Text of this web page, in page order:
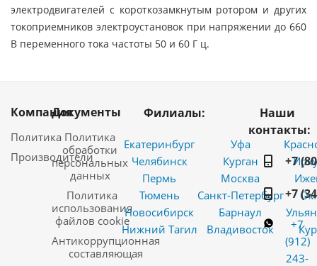
электродвигателей с короткозамкнутым ротором и других
токоприемников электроустановок при напряжении до 660
В переменного тока частоты 50 и 60 Г ц.
Компания
Политика
Производители
Документы
Политика
обработки
персональных
данных
Политика
использования
файлов cookie
Антикоррупционная
составляющая
Филиалы:
Екатеринбург
Челябинск
Пермь
Тюмень
Новосибирск
Нижний Тагил
Уфа
Курган
Москва
Санкт-Петербург
Барнаул
Владивосток
Наши
контакты:
+7
+7
+7
(912)
243-